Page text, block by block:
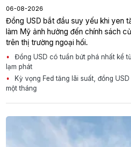
06-08-2026
Đồng USD bắt đầu suy yếu khi yen
làm Mỹ ảnh hưởng đến chính sách
trên thị trường ngoại hối.
Đồng USD có tuần bứt phá nhất kể
lạm phát
Kỳ vọng Fed tăng lãi suất, đồng
một tháng